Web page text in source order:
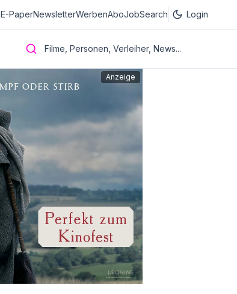
E-PaperNewsletterWerbenAboJobSearch Login
Filme, Personen, Verleiher, News...
Anzeige